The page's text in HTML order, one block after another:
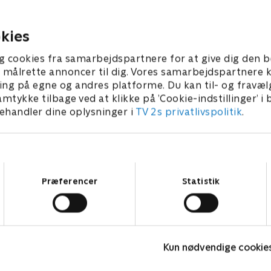
cookies fra samarbejdspartnere for at give dig den
annoncer til dig. Vores samarbejdspartnere
på egne og andres platforme. Du kan til- og
tilbage ved at klikke på ’Cookie-indstillinger’ i
dine oplysninger i TV 2s privatlivspolitik.
Præferencer Statistik
Kun nødvendige
at finde hoved og hale i,
i 'Krejlerkongen'.
er Brian Mørk og
Bjarup Riis.
2018 • 30 min
holdkaptajnerne er Brian
Anne-Grethe Bjarup Riis, og
Rimmer er som altid vært.
Hvem vil være millionær? Classic